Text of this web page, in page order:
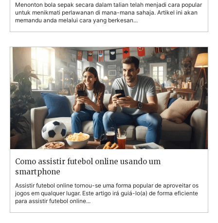
Menonton bola sepak secara dalam talian telah menjadi cara popular
untuk menikmati perlawanan di mana-mana sahaja. Artikel ini akan
memandu anda melalui cara yang berkesan...
Como assistir futebol online usando um
smartphone
Assistir futebol online tornou-se uma forma popular de aproveitar os
jogos em qualquer lugar. Este artigo irá guiá-lo(a) de forma eficiente
para assistir futebol online...